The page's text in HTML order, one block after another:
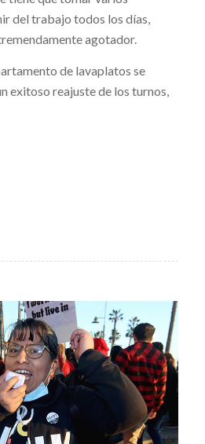
del trabajo todos los días,
agotador.
de lavaplatos se
exitoso reajuste de los turnos,